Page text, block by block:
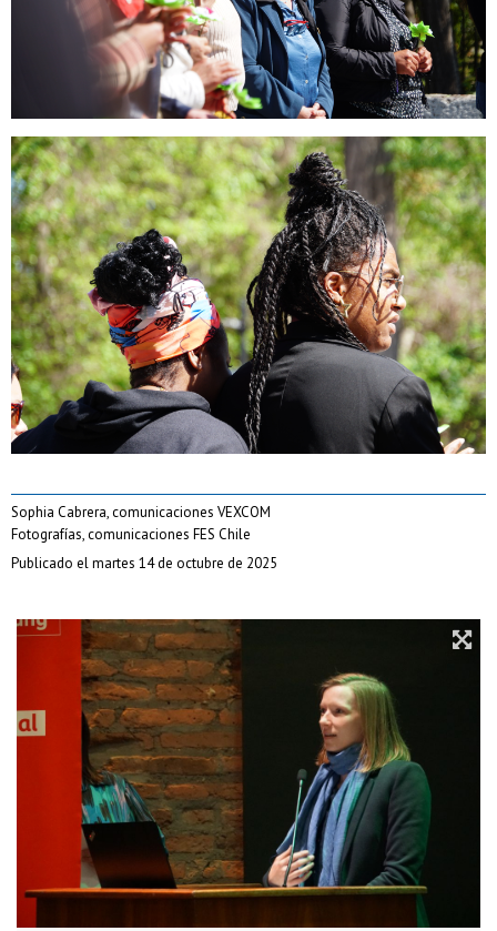
Sophia Cabrera, comunicaciones VEXCOM
Fotografías, comunicaciones FES Chile
Publicado el martes 14 de octubre de 2025